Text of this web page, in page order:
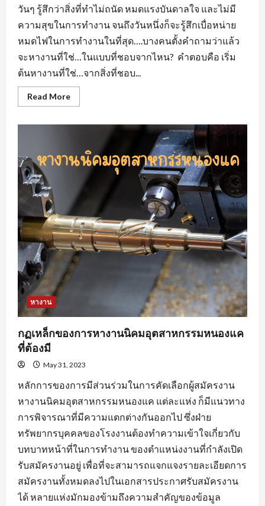
วันๆ รู้สึกว่าสิ่งที่ทำไม่ถนัด หมดแรงบันดาลใจ และไม่มี
ความสุขในการทำงาน จนถึงวันหนึ่งก็จะรู้สึกเบื่อหน่าย
หมดไฟในการทำงานในที่สุด….บางคนตั้งคำถามว่าแล้ว
จะหางานที่ใช่…ในแบบที่ชอบจากไหน? คำตอบคือ เริ่ม
ต้นหางานที่ใช่…จากสิ่งที่ชอบ...
Read MoreRead
more
ใน
แบบ
งาน
สวน
อุตสาหกรรม
โรจ
นะ
อยุธยา
หางาน
กฏเหล็กของการหางานนิคมอุตสาหกรรมหนองแค
ที่ต้องมี
May 31, 2023
หลักการของการมีส่วนร่วมในการคัดเลือกผู้สมัครงาน
หางานนิคมอุตสาหกรรมหนองแค แต่ละแห่ง ก็มีแนวทาง
การพิจารณาที่มีความแตกต่างกันออกไป ซึ่งฝ่าย
ทรัพยากรบุคคลของโรงงานต้องทำความเข้าใจเกี่ยวกับ
บทบาทหน้าที่ในการทำงาน ของตำแหน่งงานที่กำลังเปิด
รับสมัครงานอยู่ เพื่อที่จะสามารถแจกแจงรายละเอียดการ
สมัครงานทั้งหมดลงไปในเอกสารประกาศรับสมัครงาน
ได้ หลายแห่งมักมองข้ามถึงความสำคัญของข้อมูล